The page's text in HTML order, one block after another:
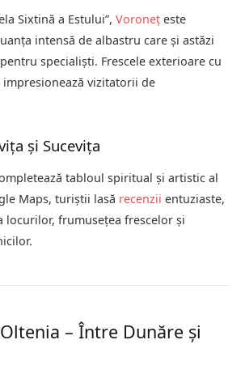
Sixtină a Estului”, Voroneț este
intensă de albastru care și astăzi
specialiști. Frescele exterioare cu
impresionează vizitatorii de
și Sucevița
tabloul spiritual și artistic al
Maps, turiștii lasă recenzii entuziaste,
locurilor, frumusețea frescelor și
– Între Dunăre și